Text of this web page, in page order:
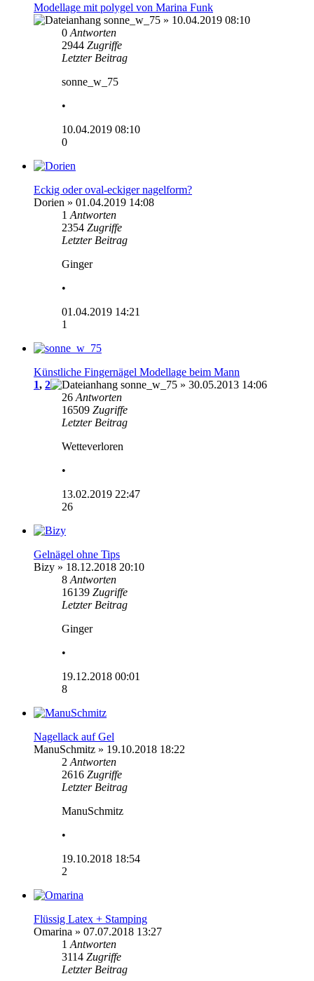
Modellage mit polygel von Marina Funk
sonne_w_75 » 10.04.2019 08:10
0 Antworten
2944 Zugriffe
Letzter Beitrag
sonne_w_75
•
10.04.2019 08:10
0
Eckig oder oval-eckiger nagelform?
Dorien » 01.04.2019 14:08
1 Antworten
2354 Zugriffe
Letzter Beitrag
Ginger
•
01.04.2019 14:21
1
Künstliche Fingernägel Modellage beim Mann
1, 2 sonne_w_75 » 30.05.2013 14:06
26 Antworten
16509 Zugriffe
Letzter Beitrag
Wetteverloren
•
13.02.2019 22:47
26
Gelnägel ohne Tips
Bizy » 18.12.2018 20:10
8 Antworten
16139 Zugriffe
Letzter Beitrag
Ginger
•
19.12.2018 00:01
8
Nagellack auf Gel
ManuSchmitz » 19.10.2018 18:22
2 Antworten
2616 Zugriffe
Letzter Beitrag
ManuSchmitz
•
19.10.2018 18:54
2
Flüssig Latex + Stamping
Omarina » 07.07.2018 13:27
1 Antworten
3114 Zugriffe
Letzter Beitrag